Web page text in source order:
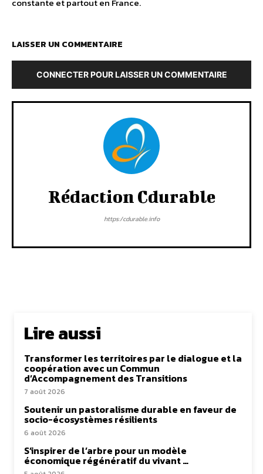
constante et partout en France.
LAISSER UN COMMENTAIRE
CONNECTER POUR LAISSER UN COMMENTAIRE
Rédaction Cdurable
https:/cdurable.info
Lire aussi
Transformer les territoires par le dialogue et la
coopération avec un Commun
d’Accompagnement des Transitions
7 août 2026
Soutenir un pastoralisme durable en faveur de
socio-écosystèmes résilients
6 août 2026
S’inspirer de l’arbre pour un modèle
économique régénératif du vivant …